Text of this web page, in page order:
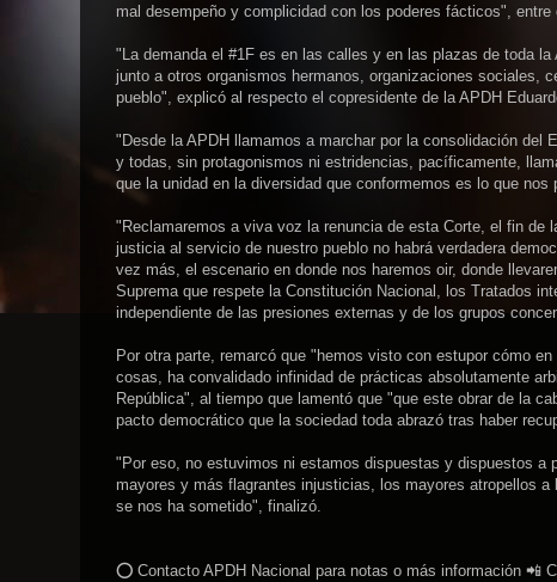
mal desempeño y complicidad con los poderes fácticos", entre
"La demanda el #1F es en las calles y en las plazas de toda
junto a otros organismos hermanos, organizaciones sociales,
pueblo", explicó al respecto el copresidente de la APDH
"Desde la APDH llamamos a marchar por la consolidación del
y todas, sin protagonismos ni estridencias, pacíficamente,
que la unidad en la diversidad que conformemos es lo que
"Reclamaremos a viva voz la renuncia de esta Corte, el fin
justicia al servicio de nuestro pueblo no habrá verdadera
vez más, el escenario en donde nos haremos oir, donde
Suprema que respete la Constitución Nacional, los Tratados
independiente de las presiones externas y de los grupos
Por otra parte, remarcó que "hemos visto con estupor cómo
cosas, ha convalidado infinidad de prácticas absolutamente
República", al tiempo que lamentó que "que este obrar de la
pacto democrático que la sociedad toda abrazó tras haber
"Por eso, no estuvimos ni estamos dispuestas y dispuestos a
mayores y más flagrantes injusticias, los mayores atropellos
se nos ha sometido", finalizó.
⭕ Contacto APDH Nacional para notas o más información 📲